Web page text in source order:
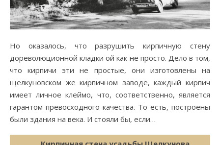
Но оказалось, что разрушить кирпичную стену
дореволюционной кладки ой как не просто. Дело в том,
что кирпичи эти не простые, они изготовлены на
щелкуновском же кирпичном заводе, каждый кирпич
имеет личное клеймо, что, соответственно, является
гарантом превосходного качества. То есть, построены
были здания на века. И стояли бы, если…